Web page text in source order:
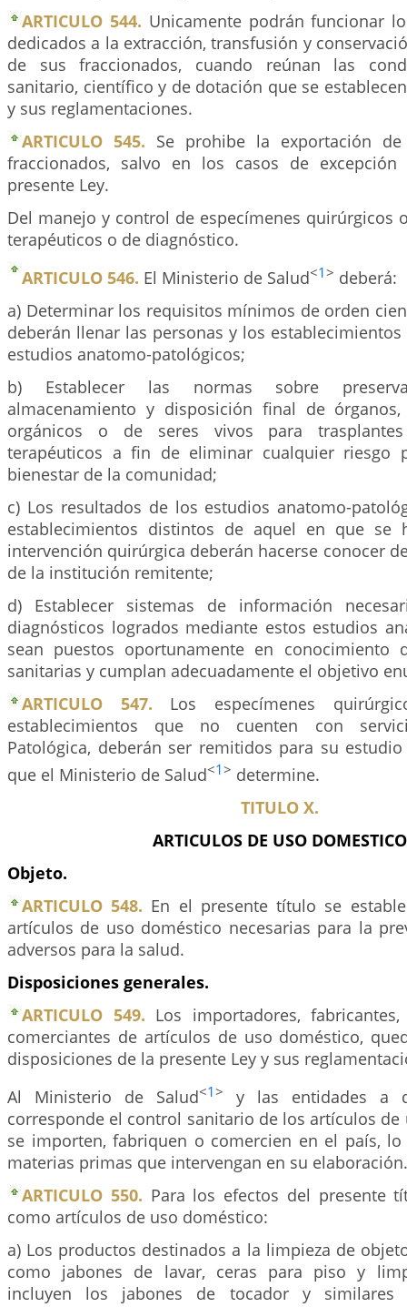
ARTICULO 544. Unicamente podrán funcionar
dedicados a la extracción, transfusión y
de sus fraccionados, cuando reúnan las
sanitario, científico y de dotación que se
y sus reglamentaciones.
ARTICULO 545. Se prohibe la exportación
fraccionados, salvo en los casos de excepción
presente Ley.
Del manejo y control de especímenes quirúrgicos
terapéuticos o de diagnóstico.
ARTICULO 546. El Ministerio de Salud<1> deberá:
a) Determinar los requisitos mínimos de orden
deberán llenar las personas y los
estudios anatomo-patológicos;
b) Establecer las normas sobre
almacenamiento y disposición final de
orgánicos o de seres vivos para
terapéuticos a fin de eliminar cualquier riesgo
bienestar de la comunidad;
c) Los resultados de los estudios anatomo-
establecimientos distintos de aquel en que se
intervención quirúrgica deberán hacerse conocer
de la institución remitente;
d) Establecer sistemas de información
diagnósticos logrados mediante estos estudios
sean puestos oportunamente en conocimiento
sanitarias y cumplan adecuadamente el objetivo
ARTICULO 547. Los especímenes
establecimientos que no cuenten con
Patológica, deberán ser remitidos para su
que el Ministerio de Salud<1> determine.
TITULO X.
ARTICULOS DE USO DOMESTICO
Objeto.
ARTICULO 548. En el presente título se
artículos de uso doméstico necesarias para la
adversos para la salud.
Disposiciones generales.
ARTICULO 549. Los importadores,
comerciantes de artículos de uso doméstico,
disposiciones de la presente Ley y sus
Al Ministerio de Salud<1>
y las entidades a
corresponde el control sanitario de los artículos
se importen, fabriquen o comercien en el país,
materias primas que intervengan en su elaboración.
ARTICULO 550. Para los efectos del presente
como artículos de uso doméstico:
a) Los productos destinados a la limpieza de
como jabones de lavar, ceras para piso y
incluyen los jabones de tocador y similares